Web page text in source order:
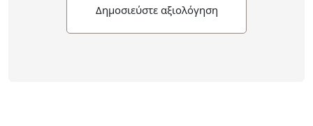
Δημοσιεύστε αξιολόγηση